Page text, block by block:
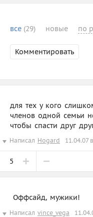
все (29) новые по
Комментировать
для тех у кого
членов одной семьи
чтобы спасти друг
Написал Hogard 11.04.07
5
 Оффсайд, мужики!
Написал vince_vega